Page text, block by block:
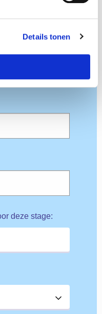
Details tonen
deze stage: